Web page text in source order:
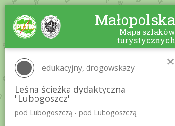
Małopolska
Mapa szlaków
turystycznych
×
edukacyjny, drogowskazy
Leśna ścieżka dydaktyczna
"Lubogoszcz"
pod Lubogoszczą - pod Lubogoszczą